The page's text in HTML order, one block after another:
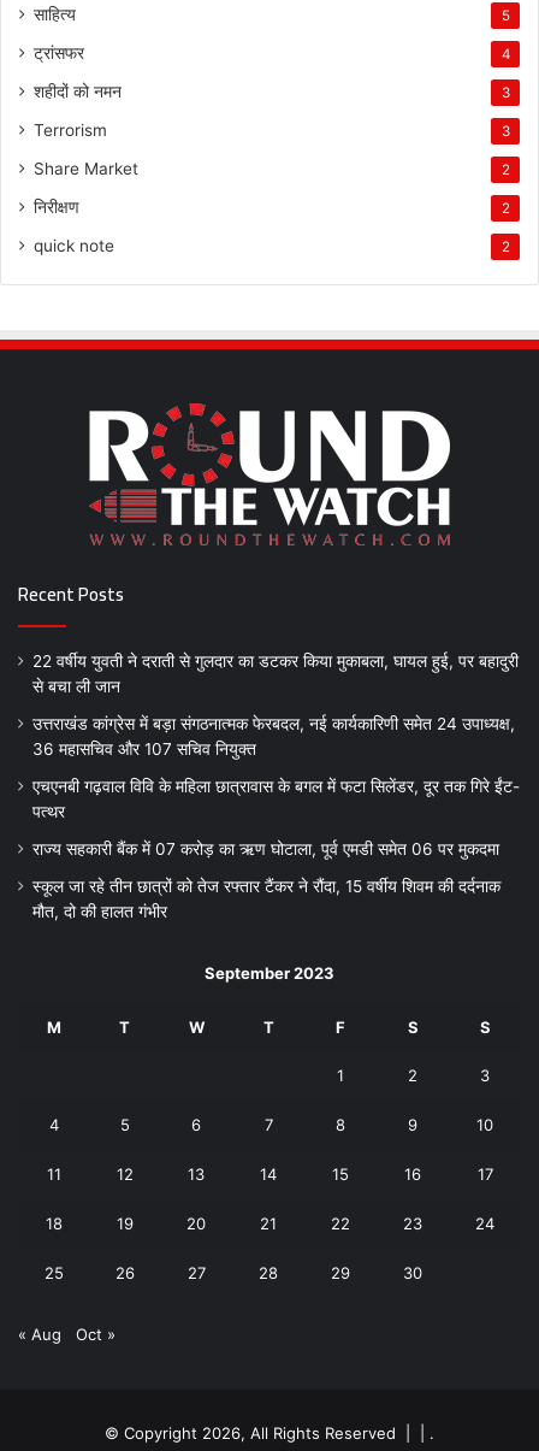
साहित्य 5
ट्रांसफर 4
शहीदों को नमन 3
Terrorism 3
Share Market 2
निरीक्षण 2
quick note 2
Recent Posts
22 वर्षीय युवती ने दराती से गुलदार का डटकर किया मुकाबला, घायल हुई, पर बहादुरी
से बचा ली जान
उत्तराखंड कांग्रेस में बड़ा संगठनात्मक फेरबदल, नई कार्यकारिणी समेत 24 उपाध्यक्ष,
36 महासचिव और 107 सचिव नियुक्त
एचएनबी गढ़वाल विवि के महिला छात्रावास के बगल में फटा सिलेंडर, दूर तक गिरे ईंट-
पत्थर
राज्य सहकारी बैंक में 07 करोड़ का ऋण घोटाला, पूर्व एमडी समेत 06 पर मुकदमा
स्कूल जा रहे तीन छात्रों को तेज रफ्तार टैंकर ने रौंदा, 15 वर्षीय शिवम की दर्दनाक
मौत, दो की हालत गंभीर
September 2023
M T W T F S S
1 2 3
4 5 6 7 8 9 10
11 12 13 14 15 16 17
18 19 20 21 22 23 24
25 26 27 28 29 30
« Aug Oct »
© Copyright 2026, All Rights Reserved | | .